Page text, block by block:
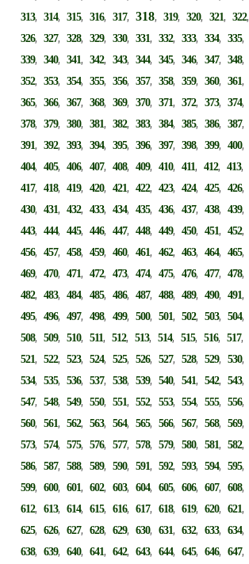
313,314,315,316,317,318,319,320,321,322
326,327,328,329,330,331,332,333,334,335
339,340,341,342,343,344,345,346,347,348
352,353,354,355,356,357,358,359,360,361
365,366,367,368,369,370,371,372,373,374
378,379,380,381,382,383,384,385,386,387
391,392,393,394,395,396,397,398,399,400
404,405,406,407,408,409,410,411,412,413
417,418,419,420,421,422,423,424,425,426
430,431,432,433,434,435,436,437,438,439
443,444,445,446,447,448,449,450,451,452
456,457,458,459,460,461,462,463,464,465
469,470,471,472,473,474,475,476,477,478
482,483,484,485,486,487,488,489,490,491
495,496,497,498,499,500,501,502,503,504
508,509,510,511,512,513,514,515,516,517
521,522,523,524,525,526,527,528,529,530
534,535,536,537,538,539,540,541,542,543
547,548,549,550,551,552,553,554,555,556
560,561,562,563,564,565,566,567,568,569
573,574,575,576,577,578,579,580,581,582
586,587,588,589,590,591,592,593,594,595
599,600,601,602,603,604,605,606,607,608
612,613,614,615,616,617,618,619,620,621
625,626,627,628,629,630,631,632,633,634
638,639,640,641,642,643,644,645,646,647